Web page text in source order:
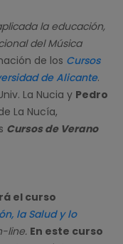
la educación,
del Música
de los Cursos
de Alicante.
La Nucia y Pedro
La Nucía,
Cursos de Verano
el curso
la Salud y lo
line. En este curso